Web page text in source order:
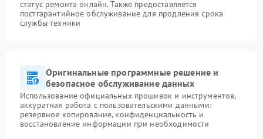
статус ремонта онлайн. Также предоставляется
постгарантийное обслуживание для продления срока
службы техники
Оригинальные программные решение и
безопасное обслуживание данных
Использование официальных прошивок и инструментов,
аккуратная работа с пользовательскими данными:
резервное копирование, конфиденциальность и
восстановление информации при необходимости